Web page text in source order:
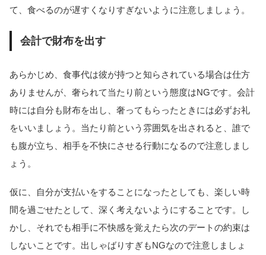
て、食べるのが遅すくなりすぎないように注意しましょう。
会計で財布を出す
あらかじめ、食事代は彼が持つと知らされている場合は仕方
ありませんが、奢られて当たり前という態度はNGです。会計
時には自分も財布を出し、奢ってもらったときには必ずお礼
をいいましょう。当たり前という雰囲気を出されると、誰で
も腹が立ち、相手を不快にさせる行動になるので注意しまし
ょう。
仮に、自分が支払いをすることになったとしても、楽しい時
間を過ごせたとして、深く考えないようにすることです。し
かし、それでも相手に不快感を覚えたら次のデートの約束は
しないことです。出しゃばりすぎもNGなので注意しましょ